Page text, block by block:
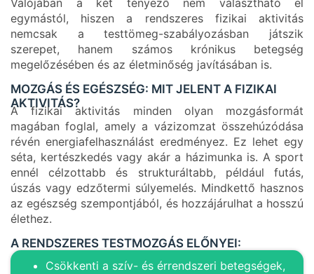
egymástól, hiszen a rendszeres fizikai aktivitás
nemcsak a testtömeg-szabályozásban játszik
szerepet, hanem számos krónikus betegség
megelőzésében és az életminőség javításában is.
MOZGÁS ÉS EGÉSZSÉG: MIT JELENT A FIZIKAI
AKTIVITÁS?
A fizikai aktivitás minden olyan mozgásformát
magában foglal, amely a vázizomzat összehúzódása
révén energiafelhasználást eredményez. Ez lehet egy
séta, kertészkedés vagy akár a házimunka is. A sport
ennél célzottabb és strukturáltabb, például futás,
úszás vagy edzőtermi súlyemelés. Mindkettő hasznos
az egészség szempontjából, és hozzájárulhat a hosszú
élethez.
A RENDSZERES TESTMOZGÁS ELŐNYEI:
Csökkenti a szív- és érrendszeri betegségek,